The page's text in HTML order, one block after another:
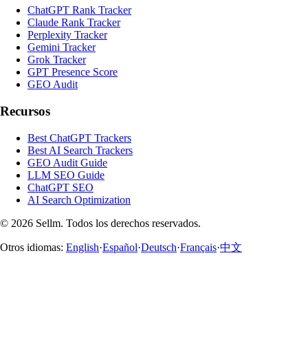
ChatGPT Rank Tracker
Claude Rank Tracker
Perplexity Tracker
Gemini Tracker
Grok Tracker
GPT Presence Score
GEO Audit
Recursos
Best ChatGPT Trackers
Best AI Search Trackers
GEO Audit Guide
LLM SEO Guide
ChatGPT SEO
AI Search Optimization
© 2026 Sellm. Todos los derechos reservados.
Otros idiomas: English·Español·Deutsch·Français·中文